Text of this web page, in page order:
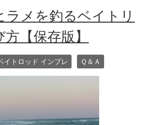
ラメを釣るベイトリ
【保存版】
イトロッド インプレ Ｑ＆Ａ